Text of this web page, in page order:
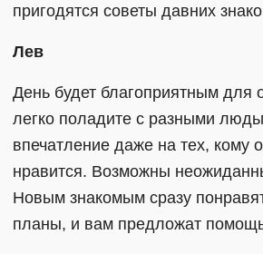
пригодятся советы давних
Лев
День будет благоприятным
легко поладите с разными
впечатление даже на тех, кому
нравится. Возможны
Новым знакомым сразу
планы, и вам предложат